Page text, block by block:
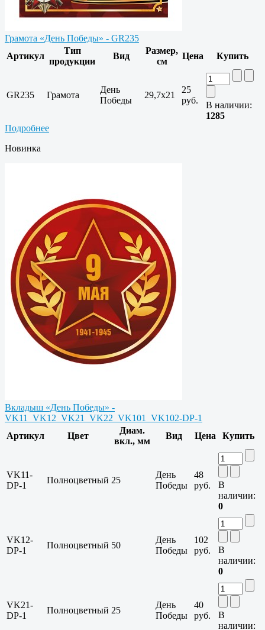
Грамота «День Победы» - GR235
Артикул
Тип
продукции
Вид
Размер,
см
Цена Купить
GR235 Грамота
День
Победы
29,7x21
25
руб.
В наличии:
1285
Подробнее
Новинка
Вкладыш «День Победы» -
VK11_VK12_VK21_VK22_VK101_VK102-DP-1
Артикул
Цвет
Диам.
вкл., мм
Вид Цена Купить
VK11-
DP-1
Полноцветный 25
День
Победы
48
руб.
В
наличии:
0
VK12-
DP-1
Полноцветный 50
День
Победы
102
руб.
В
наличии:
0
VK21-
DP-1
Полноцветный 25
День
Победы
40
руб.
В
наличии: